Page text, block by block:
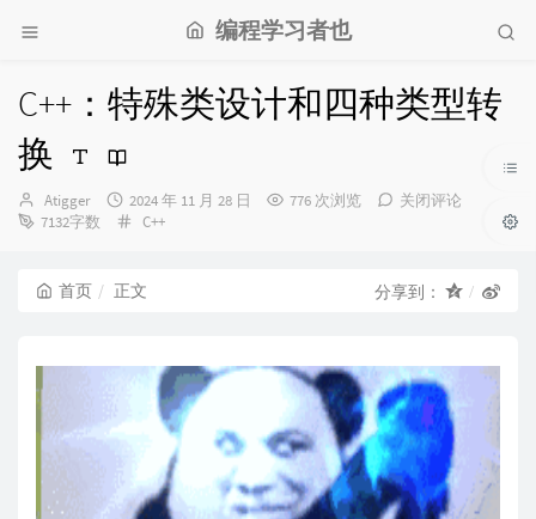
编程学习者也
C++：特殊类设计和四种类型转
换
博
主：
Atigger
发
布
2024 年 11 月 28 日 776 次浏览
关闭评论
7132字数
分
C++
首页 正文 分享到：